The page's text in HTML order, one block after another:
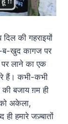
की गहराइयों
ब-खुद कागज पर
लाने का एक
हैं। कभी-कभी
बजाय ग़म ही
अकेला,
हमारे जज़्बातों